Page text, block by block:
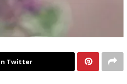
Twitter